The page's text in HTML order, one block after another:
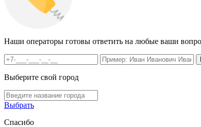
Наши операторы готовы ответить на любые ваши
Выберите свой город
Выбрать
Спасибо